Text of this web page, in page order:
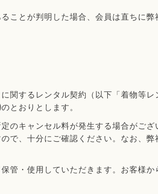
ことが判明した場合、会員は直ちに弊
関するレンタル契約（以下「着物等レ
おりとします。
キャンセル料が発生する場合がござ
で、十分にご確認ください。なお、弊
管・使用していただきます。お客様か